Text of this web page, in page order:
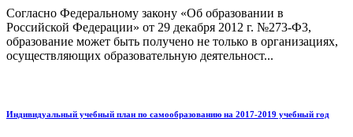
Согласно Федеральному закону «Об образовании в
Российской Федерации» от 29 декабря 2012 г. №273-Ф3,
образование может быть получено не только в организациях,
осуществляющих образовательную деятельност...
Индивидуальный учебный план по самообразованию на 2017-2019 учебный год